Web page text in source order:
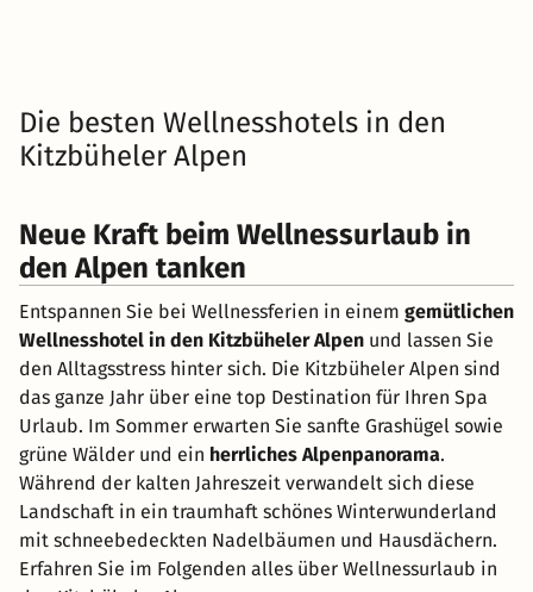
Die besten Wellnesshotels in den
Kitzbüheler Alpen
Neue Kraft beim Wellnessurlaub in
den Alpen tanken
Entspannen Sie bei Wellnessferien in einem gemütlichen
Wellnesshotel in den Kitzbüheler Alpen und lassen Sie
den Alltagsstress hinter sich. Die Kitzbüheler Alpen sind
das ganze Jahr über eine top Destination für Ihren Spa
Urlaub. Im Sommer erwarten Sie sanfte Grashügel sowie
grüne Wälder und ein herrliches Alpenpanorama.
Während der kalten Jahreszeit verwandelt sich diese
Landschaft in ein traumhaft schönes Winterwunderland
mit schneebedeckten Nadelbäumen und Hausdächern.
Erfahren Sie im Folgenden alles über Wellnessurlaub in